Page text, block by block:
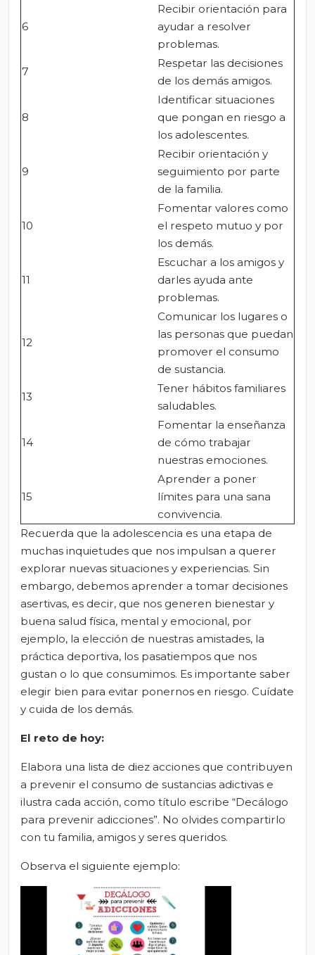
6
Recibir orientación para
ayudar a resolver
problemas.
7
Respetar las decisiones
de los demás amigos.
8
Identificar situaciones
que pongan en riesgo a
los adolescentes.
9
Recibir orientación y
seguimiento por parte
de la familia.
10
Fomentar valores como
el respeto mutuo y por
los demás.
11
Escuchar a los amigos y
darles ayuda ante
problemas.
12
Comunicar los lugares o
las personas que puedan
promover el consumo
de sustancia.
13
Tener hábitos familiares
saludables.
14
Fomentar la enseñanza
de cómo trabajar
nuestras emociones.
15
Aprender a poner
límites para una sana
convivencia.
Recuerda que la adolescencia es una etapa de
muchas inquietudes que nos impulsan a querer
explorar nuevas situaciones y experiencias. Sin
embargo, debemos aprender a tomar decisiones
asertivas, es decir, que nos generen bienestar y
buena salud física, mental y emocional, por
ejemplo, la elección de nuestras amistades, la
práctica deportiva, los pasatiempos que nos
gustan o lo que consumimos. Es importante saber
elegir bien para evitar ponernos en riesgo. Cuídate
y cuida de los demás.
El reto de hoy:
Elabora una lista de diez acciones que contribuyen
a prevenir el consumo de sustancias adictivas e
ilustra cada acción, como título escribe “Decálogo
para prevenir adicciones”. No olvides compartirlo
con tu familia, amigos y seres queridos.
Observa el siguiente ejemplo: